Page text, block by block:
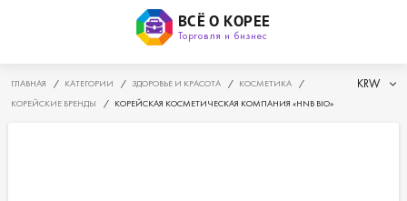
ВСЁ О КОРЕЕ
Торговля и бизнес
ГЛАВНАЯ / КАТЕГОРИИ / ЗДОРОВЬЕ И КРАСОТА / КОСМЕТИКА
/
КОРЕЙСКИЕ БРЕНДЫ
/ КОРЕЙСКАЯ КОСМЕТИЧЕСКАЯ КОМПАНИЯ «HNB BIO»
KRW